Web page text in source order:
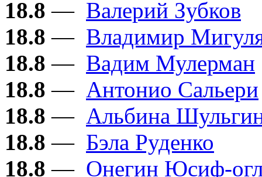
18.8 — Валерий Зубков
18.8 — Владимир
18.8 — Вадим Мулерман
18.8 — Антонио Сальери
18.8 — Альбина
18.8 — Бэла Руденко
18.8 — Онегин Юсиф-